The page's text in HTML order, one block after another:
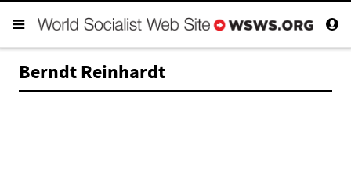
Berndt Reinhardt